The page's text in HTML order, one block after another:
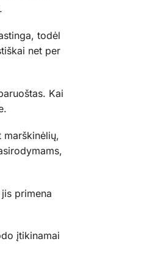
todėl
net per
Kai
primena
įtikinamai